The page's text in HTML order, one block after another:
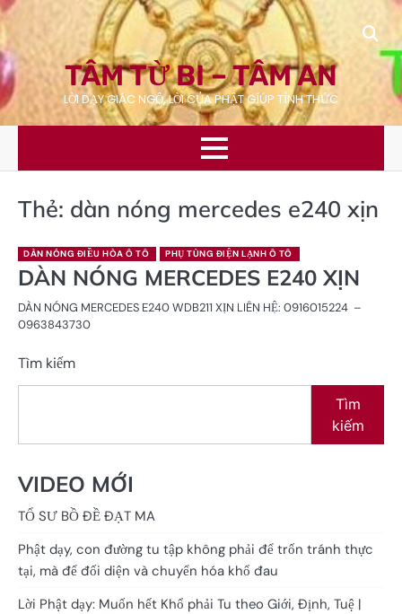
Skip
to
content
TÂM TỪ BI – TÂM AN
LỜI DẠY GIÁC NGỘ, LỜI CỦA PHẬT GÍÚP TỈNH THỨC
Thẻ: dàn nóng mercedes e240 xịn
DÀN NÓNG ĐIỀU HÒA Ô TÔ PHỤ TÙNG ĐIỆN LẠNH Ô TÔ
DÀN NÓNG MERCEDES E240 XỊN
DÀN NÓNG MERCEDES E240 WDB211 XỊN LIÊN HỆ: 0916015224 –
0963843730
Tìm kiếm
Tìm
kiếm
VIDEO MỚI
TỔ SƯ BỒ ĐỀ ĐẠT MA
Phật dạy, con đường tu tập không phải để trốn tránh thực
tại, mà để đối diện và chuyển hóa khổ đau
Lời Phật dạy: Muốn hết Khổ phải Tu theo Giới, Định, Tuệ |